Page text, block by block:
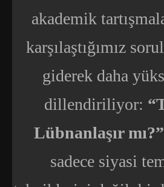
akademik
karşılaştığımız
giderek daha
dillendiriliyor:
Lübnanlaşır mı?”
sadece siyasi